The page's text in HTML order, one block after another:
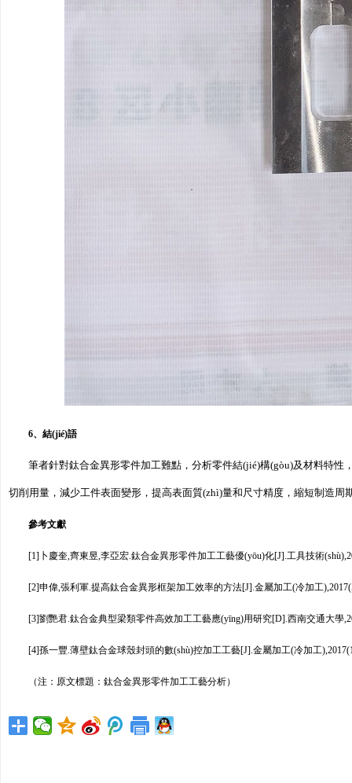
6、結(jié)語
筆者針對鈦合金異形零件加工難點，分析零件結(jié)構(gòu)及材料特性
切削用量，減少工件表面變形，提高表面質(zhì)量和尺寸精度，縮短制造周期
參考文獻
[1]卜慶奎,齊東昱,李亞宏.鈦合金異形零件加工工藝優(yōu)化[J].工具技術
[2]申偉,張利軍.提高鈦合金異形框架加工效率的方法[J].金屬加工(冷加工
[3]劉艷君.鈦合金典型梁類零件高效加工工藝應(yīng)用研究[D].西南交通大學
[4]孫一豐.薄壁鈦合金球殼封頭的數(shù)控加工工藝[J].金屬加工(冷加工
（注：原文標題：鈦合金異形零件加工工藝分析）